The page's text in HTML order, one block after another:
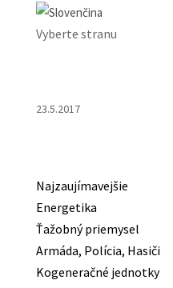
Vyberte stranu
23.5.2017
Najzaujímavejšie
Energetika
Ťažobný priemysel
Armáda, Polícia, Hasiči
Kogeneračné jednotky